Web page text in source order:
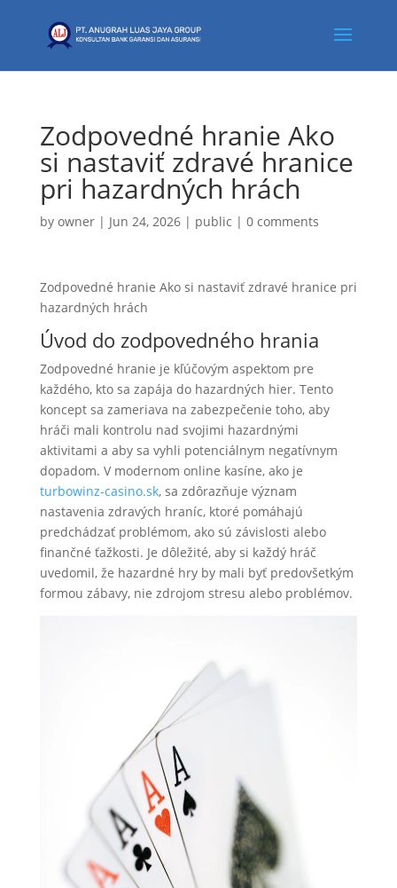
Zodpovedné hranie Ako
si nastaviť zdravé hranice
pri hazardných hrách
by owner| Jun 24, 2026| public | 0 comments
Zodpovedné hranie Ako si nastaviť zdravé hranice pri
hazardných hrách
Úvod do zodpovedného hrania
Zodpovedné hranie je kľúčovým aspektom pre
každého, kto sa zapája do hazardných hier. Tento
koncept sa zameriava na zabezpečenie toho, aby
hráči mali kontrolu nad svojimi hazardnými
aktivitami a aby sa vyhli potenciálnym negatívnym
dopadom. V modernom online kasíne, ako je
turbowinz-casino.sk, sa zdôrazňuje význam
nastavenia zdravých hraníc, ktoré pomáhajú
predchádzať problémom, ako sú závislosti alebo
finančné ťažkosti. Je dôležité, aby si každý hráč
uvedomil, že hazardné hry by mali byť predovšetkým
formou zábavy, nie zdrojom stresu alebo problémov.